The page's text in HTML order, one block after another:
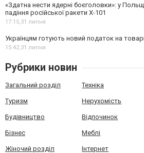
«Здатна нести ядерні боєголовки»: у
падіння російської ракети Х-101
17:15, 31 липня
Українцям готують новий податок на
15:42, 31 липня
Рубрики новин
Загальний розділ Техніка
Туризм Нерухомість
Будівництво Відпочинок
Бізнес Меблі
Жіночий розділ Інтернет